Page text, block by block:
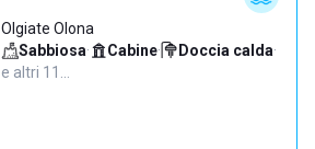
Olgiate Olona
Sabbiosa· Cabine· Doccia calda·
e altri 11…